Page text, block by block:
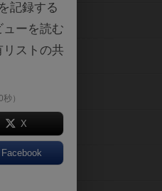
記録する
ーを読む
ストの共
）
X
Facebook